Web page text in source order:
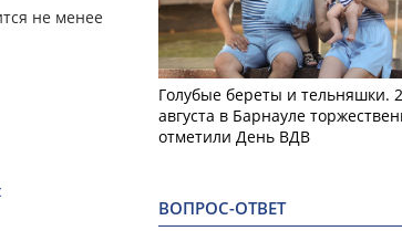
не менее
Голубые береты и тельняшки. 2
августа в Барнауле
отметили День ВДВ
ВОПРОС-ОТВЕТ